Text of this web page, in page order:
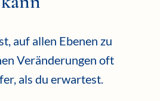
auf allen Ebenen zu
Veränderungen oft
als du erwartest.